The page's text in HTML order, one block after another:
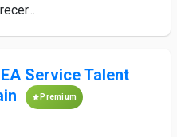
Service Talent
Premium